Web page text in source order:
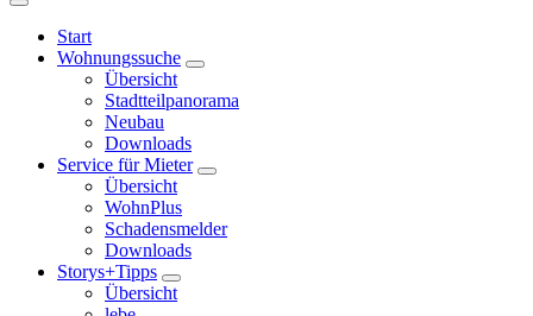
Start
Wohnungssuche
Übersicht
Stadtteilpanorama
Neubau
Downloads
Service für Mieter
Übersicht
WohnPlus
Schadensmelder
Downloads
Storys+Tipps
Übersicht